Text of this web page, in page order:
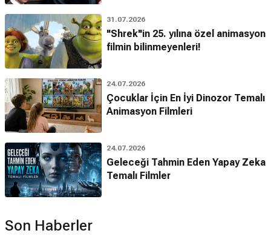
31.07.2026
"Shrek"in 25. yılına özel animasyon
filmin bilinmeyenleri!
24.07.2026
Çocuklar İçin En İyi Dinozor Temalı
Animasyon Filmleri
24.07.2026
Geleceği Tahmin Eden Yapay Zeka
Temalı Filmler
Son Haberler